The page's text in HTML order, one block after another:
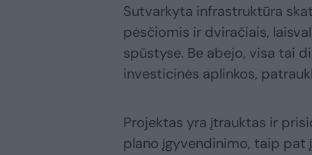
Sutvarkyta infrastruktūra
pėsčiomis ir dviračiais,
spūstyse. Be abejo, visa tai
investicinės aplinkos,
Projektas yra įtrauktas ir
plano įgyvendinimo, taip pat